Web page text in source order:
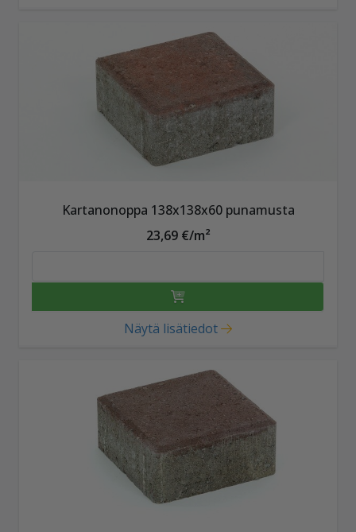
Kartanonoppa 138x138x60 punamusta
23,69 €/m²
Näytä lisätiedot